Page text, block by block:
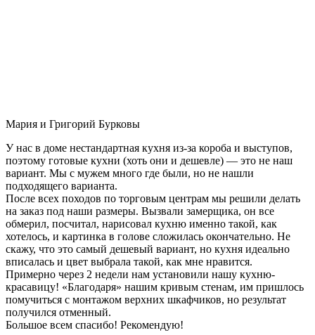
Мария и Григорий Бурковы
У нас в доме нестандартная кухня из-за короба и выступов,
поэтому готовые кухни (хоть они и дешевле) — это не наш
вариант. Мы с мужем много где были, но не нашли
подходящего варианта.
После всех походов по торговым центрам мы решили делать
на заказ под наши размеры. Вызвали замерщика, он все
обмерил, посчитал, нарисовал кухню именно такой, как
хотелось, и картинка в голове сложилась окончательно. Не
скажу, что это самый дешевый вариант, но кухня идеально
вписалась и цвет выбрала такой, как мне нравится.
Примерно через 2 недели нам установили нашу кухню-
красавицу! «Благодаря» нашим кривым стенам, им пришлось
помучиться с монтажом верхних шкафчиков, но результат
получился отменный.
Большое всем спасибо! Рекомендую!